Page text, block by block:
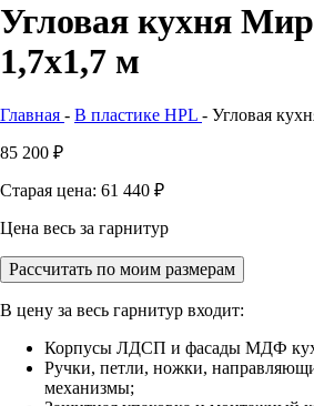
Угловая кухня
1,7х1,7 м
Главная - В пластике HPL - Угловая
85 200 ₽
Старая цена: 61 440 ₽
Цена весь за гарнитур
Рассчитать по моим размерам
В цену за весь гарнитур входит:
Корпусы ЛДСП и фасады МДФ
Ручки, петли, ножки,
механизмы;